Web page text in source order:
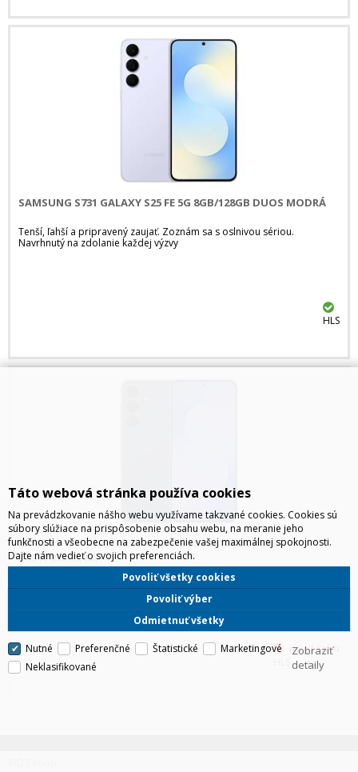
SAMSUNG S731 GALAXY S25 FE 5G 8GB/128GB DUOS MODRÁ
Tenší, ľahší a pripravený zaujať. Zoznám sa s oslnivou sériou.
Navrhnutý na zdolanie každej výzvy
HLS
SAMSUNG S731 GALAXY S25 FE 5G 8GB/128GB DUOS
TMAVOMODRÁ
Tenší, ľahší a pripravený zaujať. Zoznám sa s oslnivou sériou.
Navrhnutý na zdolanie každej výzvy
Táto webová stránka používa cookies
Na prevádzkovanie nášho webu využívame takzvané cookies. Cookies sú
súbory slúžiace na prispôsobenie obsahu webu, na meranie jeho
funkčnosti a všeobecne na zabezpečenie vašej maximálnej spokojnosti.
Dajte nám vedieť o svojich preferenciách.
Odmietnuť všetky
Povoliť výber
Povoliť všetky cookies
Nutné Preferenčné Štatistické
Marketingové
Neklasifikované
Zobraziť
detaily